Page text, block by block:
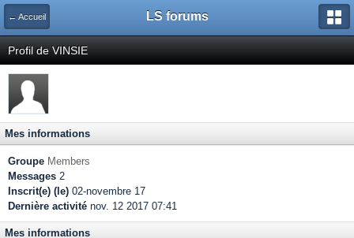
← Accueil LS forums
Profil de VINSIE
Mes informations
Groupe Members
Messages 2
Inscrit(e) (le) 02-novembre 17
Dernière activité nov. 12 2017 07:41
Mes informations